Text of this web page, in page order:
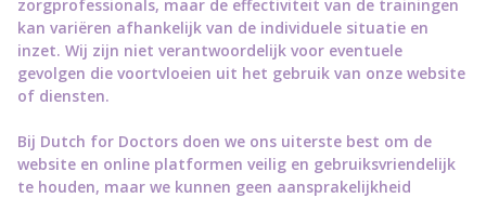
zorgprofessionals, maar de effectiviteit van de trainingen
kan variëren afhankelijk van de individuele situatie en
inzet. Wij zijn niet verantwoordelijk voor eventuele
gevolgen die voortvloeien uit het gebruik van onze website
of diensten.
Bij Dutch for Doctors doen we ons uiterste best om de
website en online platformen veilig en gebruiksvriendelijk
te houden, maar we kunnen geen aansprakelijkheid